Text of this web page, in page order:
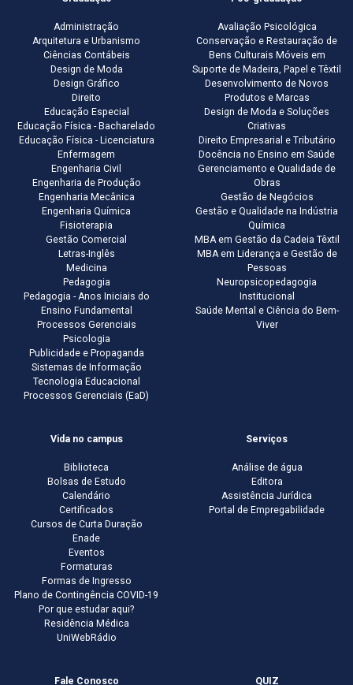
Administração
Arquitetura e Urbanismo
Ciências Contábeis
Design de Moda
Design Gráfico
Direito
Educação Especial
Educação Física - Bacharelado
Educação Física - Licenciatura
Enfermagem
Engenharia Civil
Engenharia de Produção
Engenharia Mecânica
Engenharia Química
Fisioterapia
Gestão Comercial
Letras-Inglês
Medicina
Pedagogia
Pedagogia - Anos Iniciais do
Ensino Fundamental
Processos Gerenciais
Psicologia
Publicidade e Propaganda
Sistemas de Informação
Tecnologia Educacional
Processos Gerenciais (EaD)
Avaliação Psicológica
Conservação e Restauração de
Bens Culturais Móveis em
Suporte de Madeira, Papel e Têxtil
Desenvolvimento de Novos
Produtos e Marcas
Design de Moda e Soluções
Criativas
Direito Empresarial e Tributário
Docência no Ensino em Saúde
Gerenciamento e Qualidade de
Obras
Gestão de Negócios
Gestão e Qualidade na Indústria
Química
MBA em Gestão da Cadeia Têxtil
MBA em Liderança e Gestão de
Pessoas
Neuropsicopedagogia
Institucional
Saúde Mental e Ciência do Bem-
Viver
Vida no campus
Biblioteca
Bolsas de Estudo
Calendário
Certificados
Cursos de Curta Duração
Enade
Eventos
Formaturas
Formas de Ingresso
Plano de Contingência COVID-19
Por que estudar aqui?
Residência Médica
UniWebRádio
Serviços
Análise de água
Editora
Assistência Jurídica
Portal de Empregabilidade
Fale Conosco QUIZ